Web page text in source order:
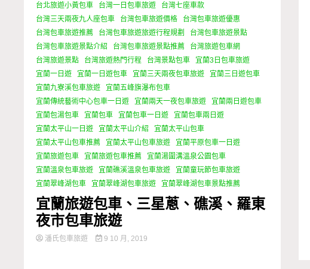
台北旅遊小黃包車
台灣一日包車旅遊
台灣七座車款
台灣三天兩夜九人座包車
台灣包車旅遊價格
台灣包車旅遊優惠
台灣包車旅遊推薦
台灣包車旅遊旅遊行程規劃
台灣包車旅遊景點
台灣包車旅遊景點介紹
台灣包車旅遊景點推薦
台灣旅遊包車網
台灣旅遊景點
台灣旅遊熱門行程 台灣景點包車
宜蘭3日包車旅遊
宜蘭一日遊
宜蘭一日遊包車 宜蘭三天兩夜包車旅遊
宜蘭三日遊包車
宜蘭九寮溪包車旅遊
宜蘭五峰旗瀑布包車
宜蘭傳統藝術中心包車一日遊
宜蘭兩天一夜包車旅遊
宜蘭兩日遊包車
宜蘭包湯包車
宜蘭包車 宜蘭包車一日遊
宜蘭包車兩日遊
宜蘭太平山一日遊
宜蘭太平山介紹
宜蘭太平山包車
宜蘭太平山包車推薦
宜蘭太平山包車旅遊
宜蘭平原包車一日遊
宜蘭旅遊包車
宜蘭旅遊包車推薦
宜蘭湯圍溝溫泉公園包車
宜蘭溫泉包車旅遊
宜蘭礁溪溫泉包車旅遊
宜蘭童玩節包車旅遊
宜蘭翠峰湖包車
宜蘭翠峰湖包車旅遊 宜蘭翠峰湖包車景點推薦
宜蘭旅遊包車、三星蔥、礁溪、羅東
夜市包車旅遊
潘氏包車旅遊 9 10 月, 2019